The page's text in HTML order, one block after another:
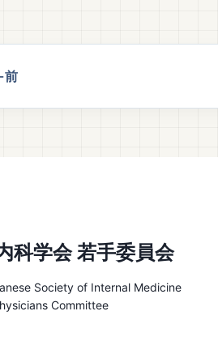
科学会 若手委員会
Society of Internal Medicine
Committee